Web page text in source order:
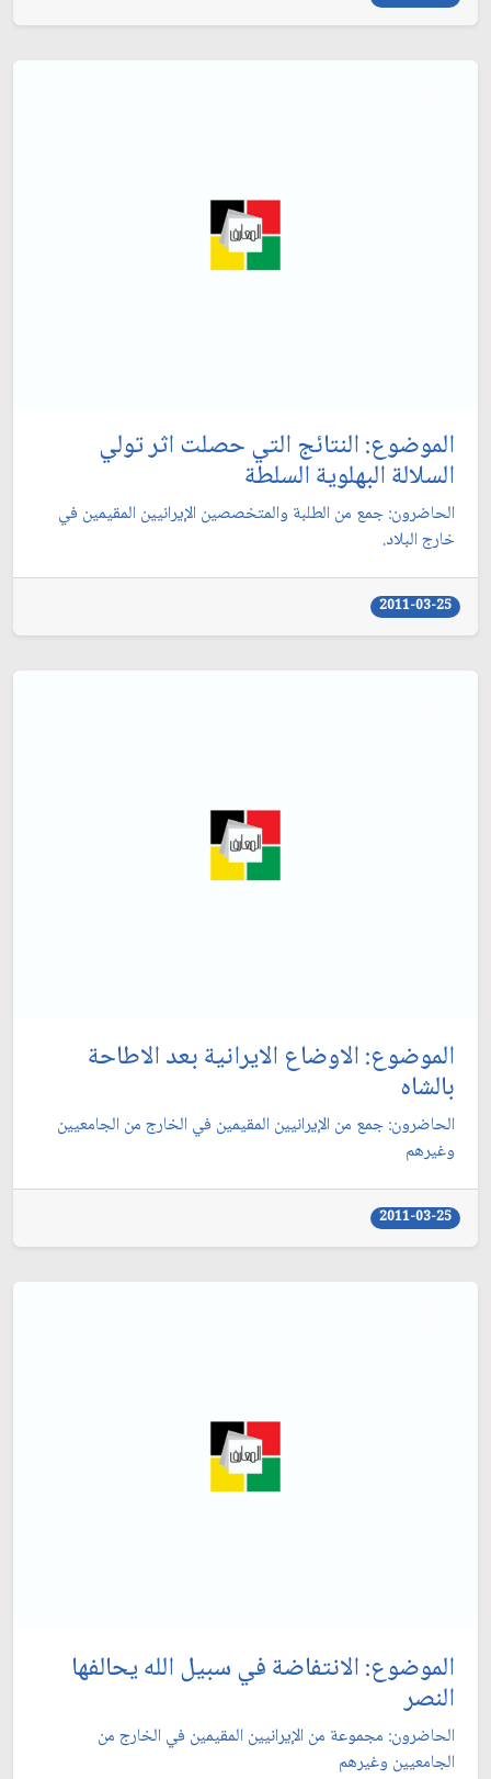
الموضوع: النتائج التي حصلت اثر تولي
السلالة البهلوية السلطة
الحاضرون: جمع من الطلبة والمتخصصين الإيرانيين المقيمين في
خارج البلاد.
2011-03-25
الموضوع: الاوضاع الايرانية بعد الاطاحة
بالشاه‏
الحاضرون: جمع من الإيرانيين المقيمين في الخارج من الجامعيين
وغيرهم‏
2011-03-25
الموضوع: الانتفاضة في سبيل الله يحالفها
النصر
الحاضرون: مجموعة من الإيرانيين المقيمين في الخارج من
الجامعيين وغيرهم‏